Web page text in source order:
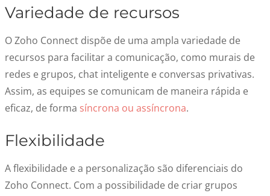
Variedade de recursos
O Zoho Connect dispõe de uma ampla variedade de
recursos para facilitar a comunicação, como murais de
redes e grupos, chat inteligente e conversas privativas.
Assim, as equipes se comunicam de maneira rápida e
eficaz, de forma síncrona ou assíncrona.
Flexibilidade
A flexibilidade e a personalização são diferenciais do
Zoho Connect. Com a possibilidade de criar grupos